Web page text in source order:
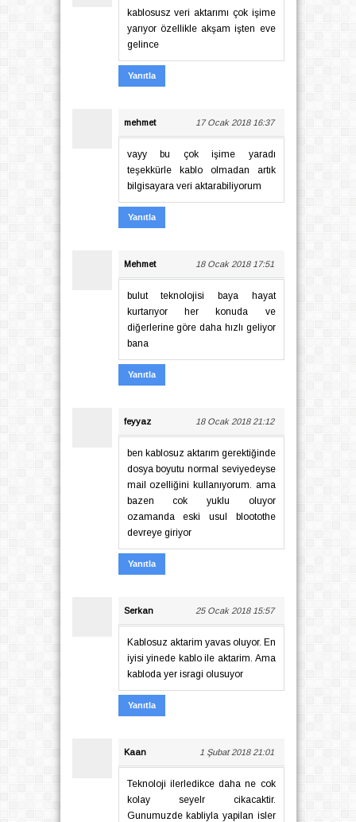
kablosusz veri aktarımı çok işime
yarıyor özellikle akşam işten eve
gelince
Yanıtla
mehmet 17 Ocak 2018 16:37
vayy bu çok işime yaradı
teşekkürle kablo olmadan artık
bilgisayara veri aktarabiliyorum
Yanıtla
Mehmet 18 Ocak 2018 17:51
bulut teknolojisi baya hayat
kurtarıyor her konuda ve
diğerlerine göre daha hızlı geliyor
bana
Yanıtla
feyyaz 18 Ocak 2018 21:12
ben kablosuz aktarım gerektiğinde
dosya boyutu normal seviyedeyse
mail ozelliğini kullanıyorum. ama
bazen cok yuklu oluyor
ozamanda eski usul blootothe
devreye giriyor
Yanıtla
Serkan 25 Ocak 2018 15:57
Kablosuz aktarim yavas oluyor. En
iyisi yinede kablo ile aktarim. Ama
kabloda yer isragi olusuyor
Yanıtla
Kaan 1 Şubat 2018 21:01
Teknoloji ilerledikce daha ne cok
kolay seyelr cikacaktir.
Gunumuzde kabliyla yapilan isler